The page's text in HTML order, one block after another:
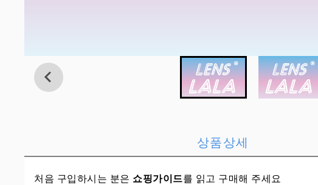
상품상세
처음 구입하시는 분은 쇼핑가이드를 읽고 구매해 주세요